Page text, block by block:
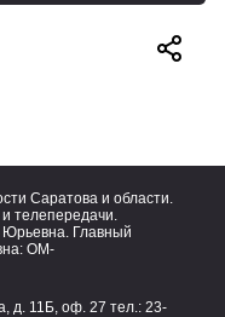
Саратова и области.
телепередачи.
Юрьевна. Главный
OM-
д. 11Б, оф. 27 тел.: 23-